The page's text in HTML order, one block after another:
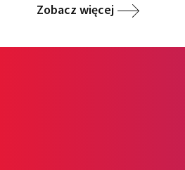
Zobacz więcej